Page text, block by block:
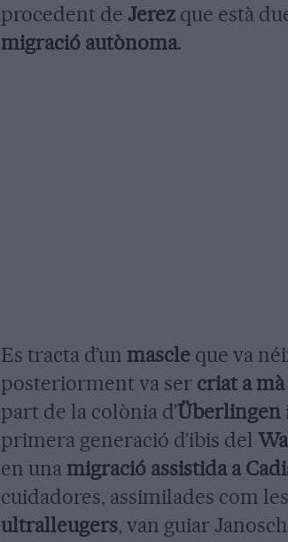
procedent de Jerez que està
migració autònoma.
Es tracta d’un mascle que va
posteriorment va ser criat a mà
part de la colònia d’Überlingen
primera generació d’ibis del
en una migració assistida a
cuidadores, assimilades com
ultralleugers, van guiar